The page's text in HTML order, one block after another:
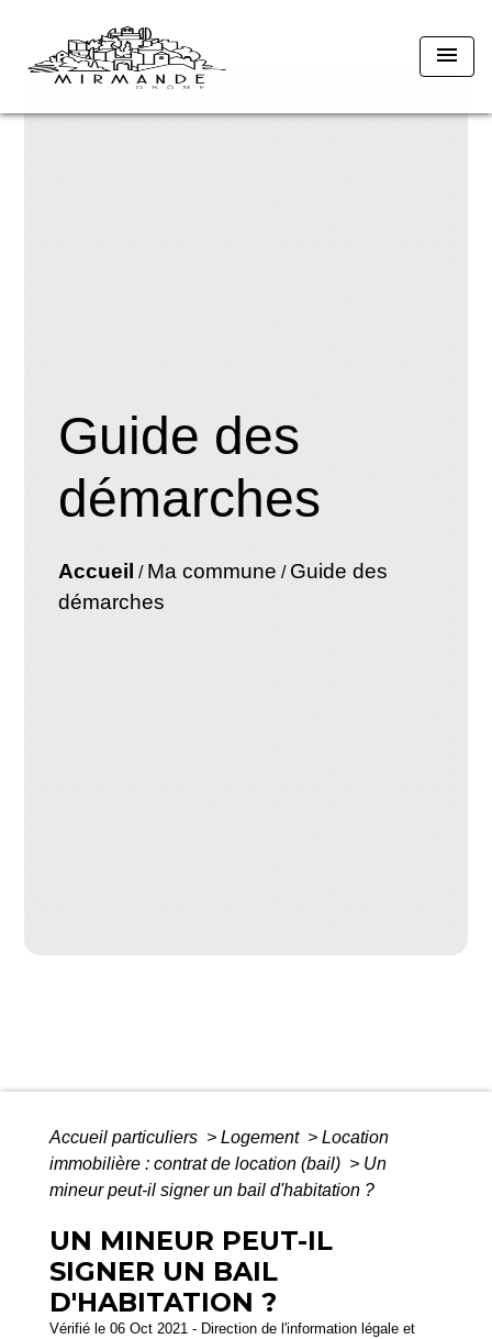
menu
Guide des
démarches
Accueil / Ma commune / Guide des
démarches
Accueil particuliers > Logement > Location
immobilière : contrat de location (bail) > Un
mineur peut-il signer un bail d'habitation ?
UN MINEUR PEUT-IL
SIGNER UN BAIL
D'HABITATION ?
Vérifié le 06 Oct 2021 - Direction de l'information légale et